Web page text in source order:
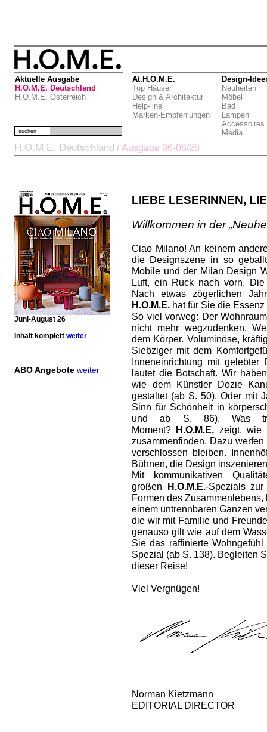
Aktuelle Ausgabe
H.O.M.E. Deutschland
H.O.M.E. Österreich
At.H.O.M.E.
Top Häuser
Design & Architektur
Help-line
Marken-Empfehlungen
Design-
Neuheiten
Möbel
Bad
Lampen
Accessoires
Media
suchen
H.O.M.E. Deutschland / Ausgabe 06-08/28
Juni-August 26
Inhalt komplett weiter
ABO Angebote weiter
LIEBE LESERINNEN,
Willkommen in der
Ciao Milano! An keinem
die Designszene in so
Mobile und der Milan Design
Luft, ein Ruck nach vorn.
Nach etwas zögerlichen
H.O.M.E. hat für Sie die
So viel vorweg: Der
nicht mehr wegzudenken.
dem Körper. Voluminöse,
Siebziger mit dem
Inneneinrichtung mit gelebter
lautet die Botschaft. Wir
wie dem Künstler Dozie
gestaltet (ab S. 50). Oder mit
Sinn für Schönheit in
und ab S. 86). Was
Moment? H.O.M.E. zeigt, wie
zusammenfinden. Dazu
verschlossen bleiben.
Bühnen, die Design
Mit kommunikativen
großen H.O.M.E.-Spezials
Formen des
einem untrennbaren Ganzen
die wir mit Familie und
genauso gilt wie auf dem
Sie das raffinierte
Spezial (ab S. 138). Begleiten
dieser Reise!
Viel Vergnügen!
Norman Kietzmann
EDITORIAL DIRECTOR